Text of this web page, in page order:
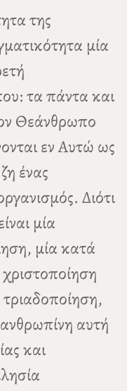
της
μία
τα πάντα και
Θεάνθρωπο
εν Αυτώ ως
ένας
Διότι
μία
μία κατά
αυτή
και